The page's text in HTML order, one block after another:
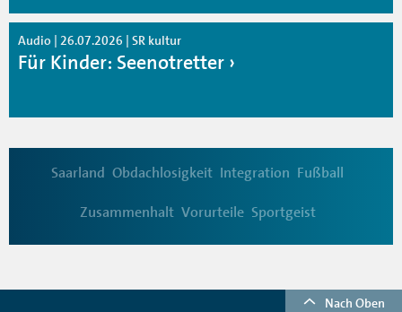
Audio | 26.07.2026 | SR kultur
Für Kinder: Seenotretter
Saarland Obdachlosigkeit Integration Fußball
Zusammenhalt Vorurteile Sportgeist
Nach Oben